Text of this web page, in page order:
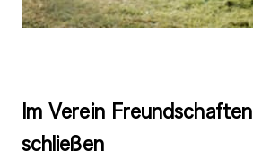
Im Verein
schließen